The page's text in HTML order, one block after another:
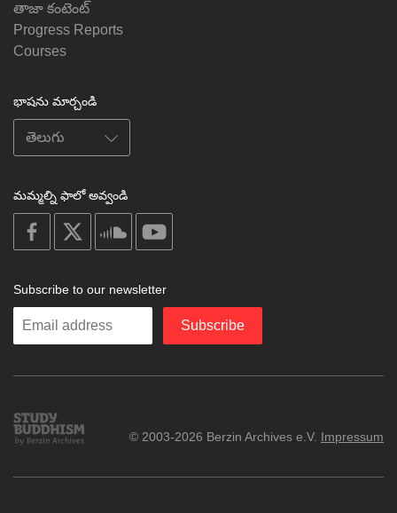
తాజా కంటెంట్
Progress Reports
Courses
భాషను మార్చండి
మమ్మల్ని ఫాలో అవ్వండి
on
facebook
soundcloud
Subscribe to our newsletter
Enter
Subscribe
Study
Buddhism
© 2003-2026 Berzin Archives e.V. Impressum